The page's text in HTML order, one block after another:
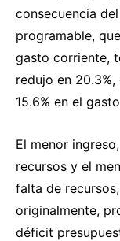
consecuencia
programable,
gasto corriente,
redujo en
15.6% en el
El menor
recursos y el
falta de
originalmente,
déficit